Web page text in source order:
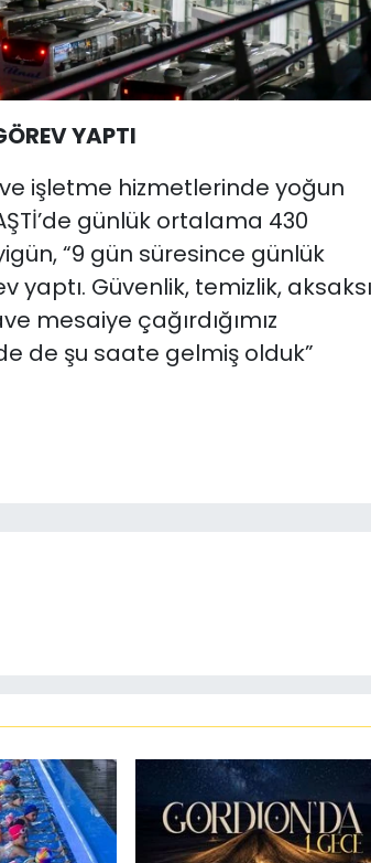
YAPTI
işletme hizmetlerinde yoğun
günlük ortalama 430
“9 gün süresince günlük
Güvenlik, temizlik,
mesaiye çağırdığımız
de şu saate gelmiş olduk”